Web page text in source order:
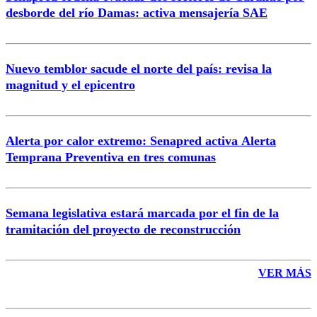
desborde del río Damas: activa mensajería SAE
Nuevo temblor sacude el norte del país: revisa la
magnitud y el epicentro
Alerta por calor extremo: Senapred activa Alerta
Temprana Preventiva en tres comunas
Semana legislativa estará marcada por el fin de la
tramitación del proyecto de reconstrucción
VER MÁS